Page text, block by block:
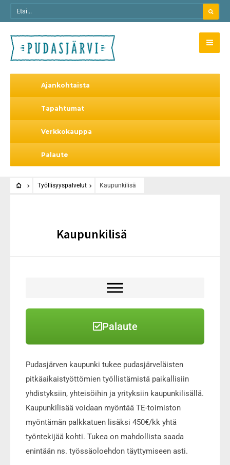
Ajankohtaista
Tapahtumat
Verkkokauppa
Palaute
Työllisyyspalvelut Kaupunkilisä
Kaupunkilisä
Palaute
Pudasjärven kaupunki tukee pudasjärveläisten
pitkäaikaistyöttömien työllistämistä paikallisiin
yhdistyksiin, yhteisöihin ja yrityksiin kaupunkilisällä.
Kaupunkilisää voidaan myöntää TE-toimiston
myöntämän palkkatuen lisäksi 450€/kk yhtä
työntekijää kohti. Tukea on mahdollista saada
enintään ns. työssäoloehdon täyttymiseen asti.